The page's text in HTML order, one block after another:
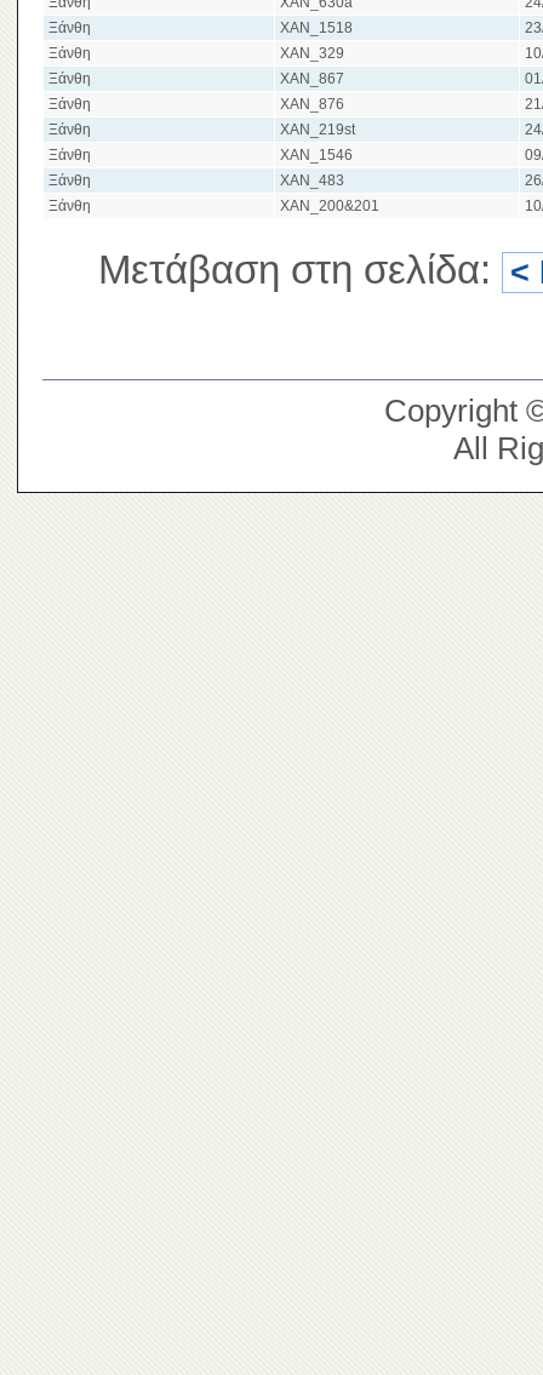
Ξάνθη
XAN_1518
Ξάνθη
XAN_329
Ξάνθη
XAN_867
Ξάνθη
XAN_876
Ξάνθη
XAN_219st
Ξάνθη
XAN_1546
Ξάνθη
XAN_483
Ξάνθη
XAN_200&201
Μετάβαση στη σελίδα: <
Copyright
All